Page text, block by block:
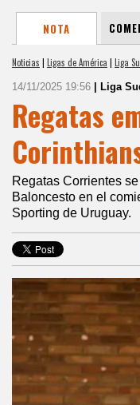
NOTA
Noticias | Ligas de América | Liga
14/11/2025 19:56 | Liga
Regatas
Regatas Corrientes
Baloncesto en el
Sporting de Uruguay.